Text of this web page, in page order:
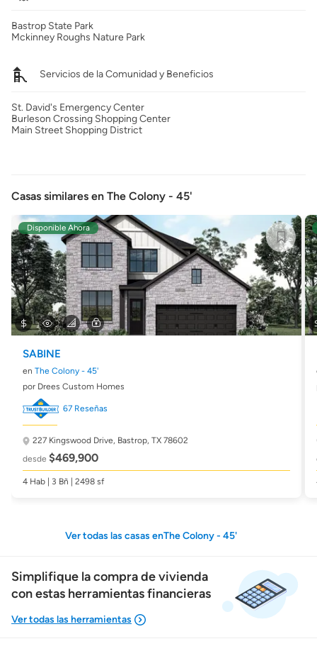
Bastrop State Park
Mckinney Roughs Nature Park
Servicios de la Comunidad y Beneficios
St. David's Emergency Center
Burleson Crossing Shopping Center
Main Street Shopping District
Casas similares en The Colony - 45'
Disponible Ahora
SABINE
en The Colony - 45'
por Drees Custom Homes
67 Reseñas
227 Kingswood Drive, Bastrop, TX 78602
desde $469,900
4 Hab | 3 Bñ | 2498 sf
Ver todas las casas enThe Colony - 45'
Simplifique la compra de vivienda
con estas herramientas financieras